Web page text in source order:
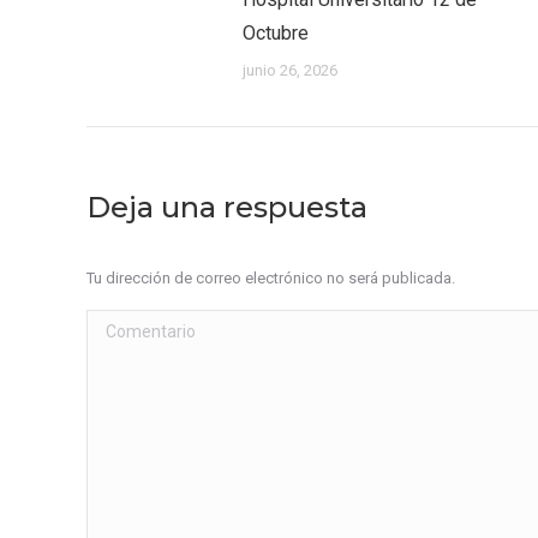
Octubre
junio 26, 2026
Deja una respuesta
Tu dirección de correo electrónico no será publicada.
Comentario